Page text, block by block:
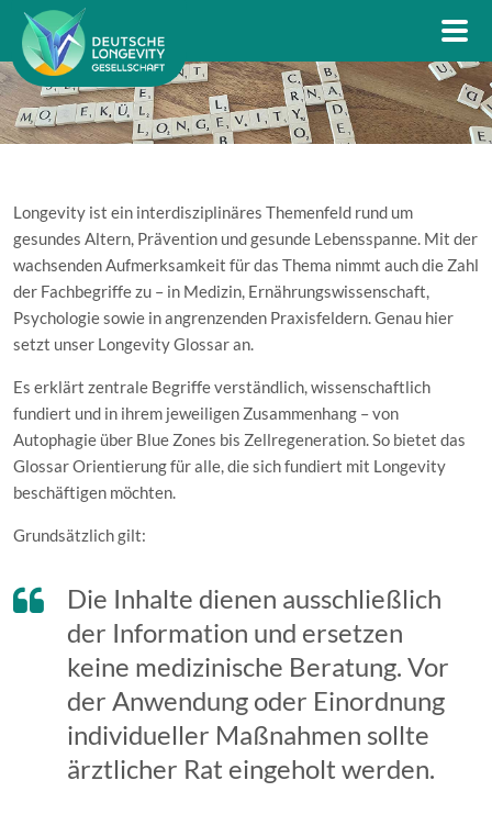
Longevity ist ein interdisziplinäres Themenfeld rund um
gesundes Altern, Prävention und gesunde Lebensspanne. Mit der
wachsenden Aufmerksamkeit für das Thema nimmt auch die Zahl
der Fachbegriffe zu – in Medizin, Ernährungswissenschaft,
Psychologie sowie in angrenzenden Praxisfeldern. Genau hier
setzt unser Longevity Glossar an.
Es erklärt zentrale Begriffe verständlich, wissenschaftlich
fundiert und in ihrem jeweiligen Zusammenhang – von
Autophagie über Blue Zones bis Zellregeneration. So bietet das
Glossar Orientierung für alle, die sich fundiert mit Longevity
beschäftigen möchten.
Grundsätzlich gilt:
Die Inhalte dienen ausschließlich
der Information und ersetzen
keine medizinische Beratung. Vor
der Anwendung oder Einordnung
individueller Maßnahmen sollte
ärztlicher Rat eingeholt werden.